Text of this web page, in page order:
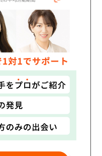
を
取得しております